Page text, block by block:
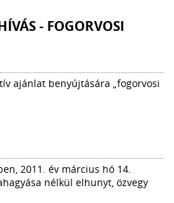
- FOGORVOSI
ajánlat benyújtására „fogorvosi
2011. év március hó 14.
nélkül elhunyt, özvegy